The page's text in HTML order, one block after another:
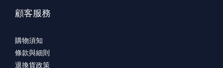
顧客服務
購物須知
條款與細則
退換貨政策